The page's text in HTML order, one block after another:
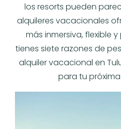
los resorts pueden
alquileres vacacionales
más inmersiva, flexible
tienes siete razones de
alquiler vacacional en
para tu